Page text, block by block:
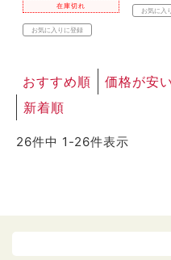
在庫切れ
お気に入りに登録
お気に入
おすすめ順 価格が安
新着順
26件中 1 -26件表示